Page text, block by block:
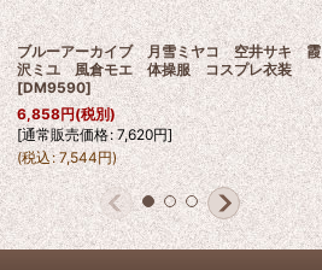
ブルーアーカイブ 月雪ミヤコ 空井サキ 霞
沢ミユ 風倉モエ 体操服 コスプレ衣装
[DM9590]
6,858円(税別)
[通常販売価格: 7,620円]
(税込: 7,544円)